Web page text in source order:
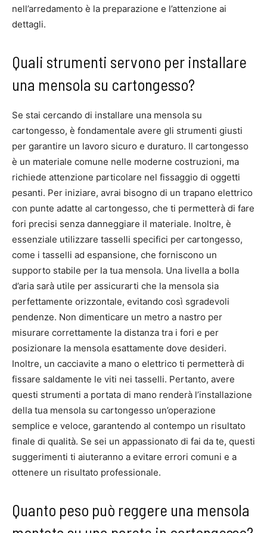
nell’arredamento è la preparazione e l’attenzione ai
dettagli.
Quali strumenti servono per installare
una mensola su cartongesso?
Se stai cercando di installare una mensola su
cartongesso, è fondamentale avere gli strumenti giusti
per garantire un lavoro sicuro e duraturo. Il cartongesso
è un materiale comune nelle moderne costruzioni, ma
richiede attenzione particolare nel fissaggio di oggetti
pesanti. Per iniziare, avrai bisogno di un trapano elettrico
con punte adatte al cartongesso, che ti permetterà di fare
fori precisi senza danneggiare il materiale. Inoltre, è
essenziale utilizzare tasselli specifici per cartongesso,
come i tasselli ad espansione, che forniscono un
supporto stabile per la tua mensola. Una livella a bolla
d’aria sarà utile per assicurarti che la mensola sia
perfettamente orizzontale, evitando così sgradevoli
pendenze. Non dimenticare un metro a nastro per
misurare correttamente la distanza tra i fori e per
posizionare la mensola esattamente dove desideri.
Inoltre, un cacciavite a mano o elettrico ti permetterà di
fissare saldamente le viti nei tasselli. Pertanto, avere
questi strumenti a portata di mano renderà l’installazione
della tua mensola su cartongesso un’operazione
semplice e veloce, garantendo al contempo un risultato
finale di qualità. Se sei un appassionato di fai da te, questi
suggerimenti ti aiuteranno a evitare errori comuni e a
ottenere un risultato professionale.
Quanto peso può reggere una mensola